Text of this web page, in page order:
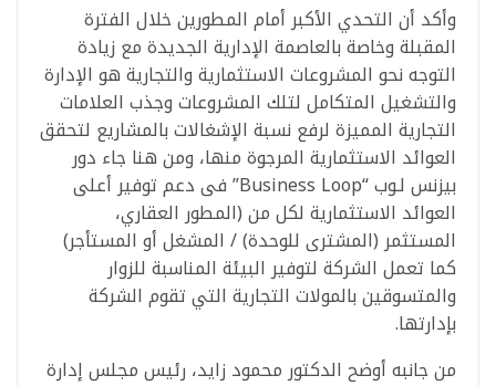
وأكد أن التحدي الأكبر أمام المطورين خلال الفترة
المقبلة وخاصة بالعاصمة الإدارية الجديدة مع زيادة
التوجه نحو المشروعات الاستثمارية والتجارية هو الإدارة
والتشغيل المتكامل لتلك المشروعات وجذب العلامات
التجارية المميزة لرفع نسبة الإشغالات بالمشاريع لتحقق
العوائد الاستثمارية المرجوة منها، ومن هنا جاء دور
بيزنس لـوب “Business Loop” فى دعم توفير أعلى
العوائد الاستثمارية لكل من (المطور العقاري،
المستثمر (المشترى للوحدة) / المشغل أو المستأجر)
كما تعمل الشركة لتوفير البيئة المناسبة للزوار
والمتسوقين بالمولات التجارية التي تقوم الشركة
بإدارتها.
من جانبه أوضح الدكتور محمود زايد، رئيس مجلس إدارة